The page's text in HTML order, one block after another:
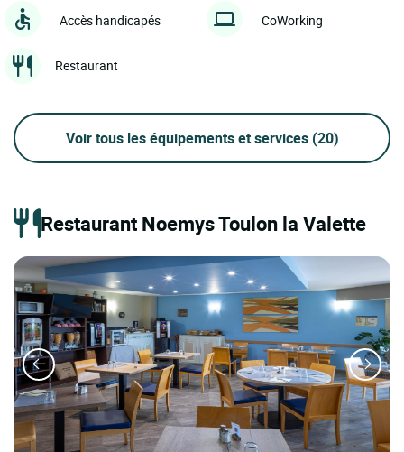
Accès handicapés CoWorking
Restaurant
Voir tous les équipements et services (20)
Restaurant Noemys Toulon la Valette